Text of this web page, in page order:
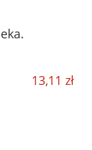
13,11 zł